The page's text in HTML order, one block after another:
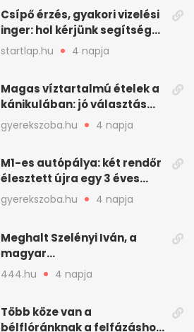
Csípő érzés, gyakori vizelési
inger: hol kérjünk segítséget
felfázás esetén?
startlap.hu 4 napja
Magas víztartalmú ételek a
kánikulában: jó választás
gyerekeknek
gyerekszoba.hu 4 napja
M1-es autópálya: két rendőr
élesztett újra egy 3 éves
kisfiút
gyerekszoba.hu 4 napja
Meghalt Szelényi Iván, a
magyar
társadalomtudomány
meghatározó alakja
444.hu 4 napja
Több köze van a
bélflóránknak a felfázáshoz,